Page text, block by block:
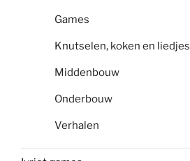
Games
Knutselen, koken en liedjes
Middenbouw
Onderbouw
Verhalen